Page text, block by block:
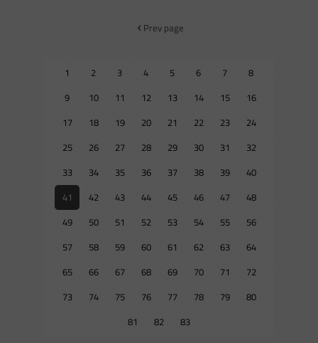
Prev page
1 2 3 4 5 6 7
8
9
10 11 12 13 14 15
16
17
18 19 20 21 22 23
24
25
26 27 28 29 30 31
32
33
34 35 36 37 38 39
40
41
42 43 44 45 46 47
48
49
50 51 52 53 54 55
56
57
58 59 60 61 62 63
64
65
66 67 68 69 70 71
72
73
74 75 76 77 78 79
80
81
82 83